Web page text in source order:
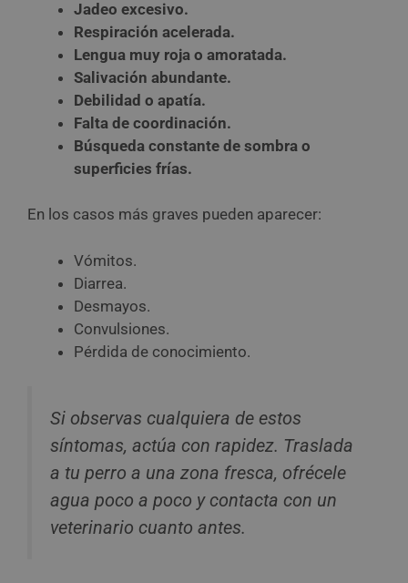
Jadeo excesivo.
Respiración acelerada.
Lengua muy roja o amoratada.
Salivación abundante.
Debilidad o apatía.
Falta de coordinación.
Búsqueda constante de sombra o
superficies frías.
En los casos más graves pueden aparecer:
Vómitos.
Diarrea.
Desmayos.
Convulsiones.
Pérdida de conocimiento.
Si observas cualquiera de estos
síntomas, actúa con rapidez. Traslada
a tu perro a una zona fresca, ofrécele
agua poco a poco y contacta con un
veterinario cuanto antes.